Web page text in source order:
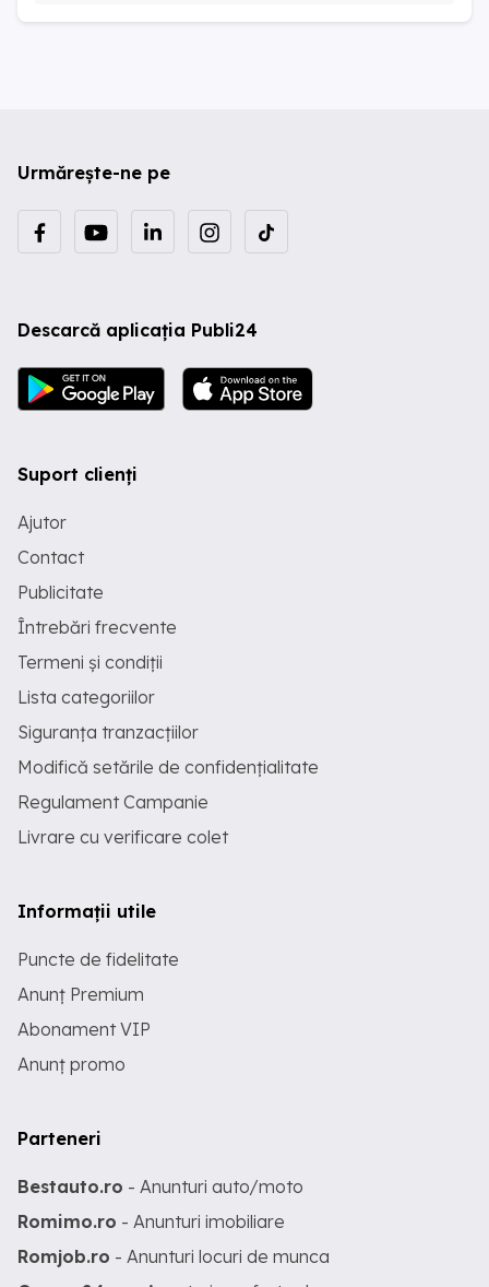
Urmărește-ne pe
Descarcă aplicația Publi24
Suport clienți
Ajutor
Contact
Publicitate
Întrebări frecvente
Termeni și condiții
Lista categoriilor
Siguranța tranzacțiilor
Modifică setările de confidențialitate
Regulament Campanie
Livrare cu verificare colet
Informații utile
Puncte de fidelitate
Anunț Premium
Abonament VIP
Anunț promo
Parteneri
Bestauto.ro - Anunturi auto/moto
Romimo.ro - Anunturi imobiliare
Romjob.ro - Anunturi locuri de munca